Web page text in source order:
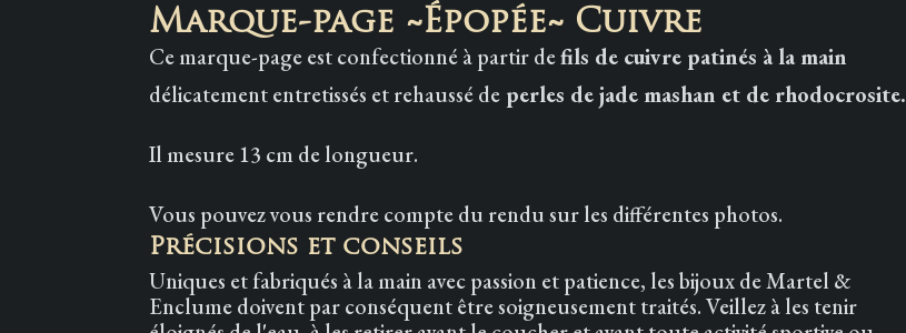
Marque-page ~Épopée~ Cuivre
Ce marque-page est confectionné à partir defils de cuivre patinés à la main
délicatement entretissés et rehaussé de perles de jade mashan et de rhodocrosite.
Il mesure 13 cm de longueur.
Vous pouvez vous rendre compte du rendu sur les différentes photos.
Précisions et conseils
Uniques et fabriqués à la main avec passion et patience, les bijoux de Martel &
Enclume doivent par conséquent être soigneusement traités. Veillez à les tenir